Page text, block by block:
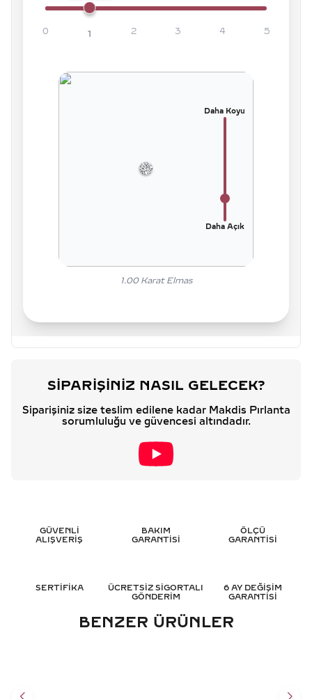
0 1 2 3 4 5
Daha Koyu
Daha Açık
1.00Karat Elmas
SIPARIŞINIZ NASIL GELECEK?
Siparişiniz size teslim edilene kadar Makdis Pırlanta
sorumluluğu ve güvencesi altındadır.
GÜVENLİ
ALIŞVERİŞ
BAKIM
GARANTİSİ
ÖLÇÜ
GARANTİSİ
SERTİFİKA
ÜCRETSİZ SİGORTALI
GÖNDERİM
6 AY DEĞİŞİM
GARANTİSİ
BENZER ÜRÜNLER